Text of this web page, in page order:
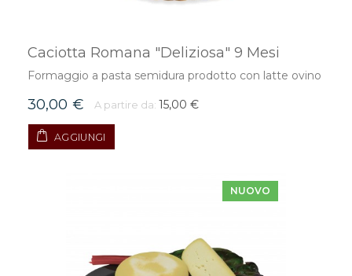
Caciotta Romana "Deliziosa" 9 Mesi
Formaggio a pasta semidura prodotto con latte ovino
30,00 € A partire da: 15,00 €
AGGIUNGI
NUOVO